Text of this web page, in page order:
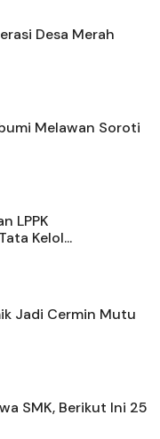
Desa Merah
Melawan Soroti
LPPK
Kelol...
Jadi Cermin Mutu
SMK, Berikut Ini 25